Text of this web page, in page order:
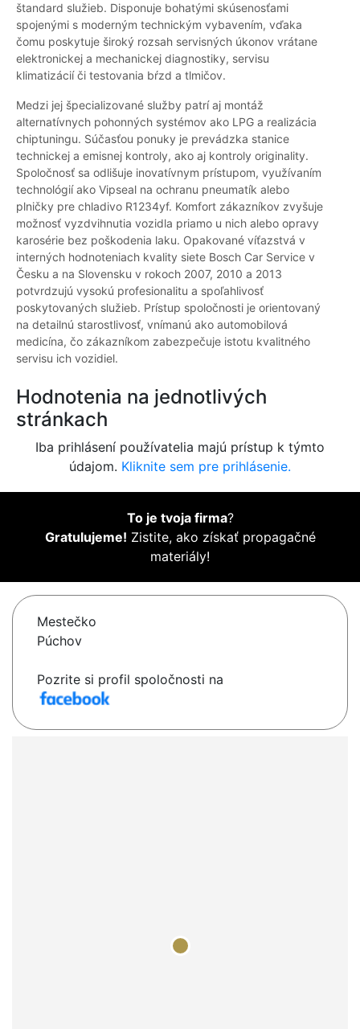
štandard služieb. Disponuje bohatými skúsenosťami
spojenými s moderným technickým vybavením, vďaka
čomu poskytuje široký rozsah servisných úkonov vrátane
elektronickej a mechanickej diagnostiky, servisu
klimatizácií či testovania bŕzd a tlmičov.
Medzi jej špecializované služby patrí aj montáž
alternatívnych pohonných systémov ako LPG a realizácia
chiptuningu. Súčasťou ponuky je prevádzka stanice
technickej a emisnej kontroly, ako aj kontroly originality.
Spoločnosť sa odlišuje inovatívnym prístupom, využívaním
technológií ako Vipseal na ochranu pneumatík alebo
plničky pre chladivo R1234yf. Komfort zákazníkov zvyšuje
možnosť vyzdvihnutia vozidla priamo u nich alebo opravy
karosérie bez poškodenia laku. Opakované víťazstvá v
interných hodnoteniach kvality siete Bosch Car Service v
Česku a na Slovensku v rokoch 2007, 2010 a 2013
potvrdzujú vysokú profesionalitu a spoľahlivosť
poskytovaných služieb. Prístup spoločnosti je orientovaný
na detailnú starostlivosť, vnímanú ako automobilová
medicína, čo zákazníkom zabezpečuje istotu kvalitného
servisu ich vozidiel.
Hodnotenia na jednotlivých
stránkach
Iba prihlásení používatelia majú prístup k týmto
údajom. Kliknite sem pre prihlásenie.
To je tvoja firma?
Gratulujeme! Zistite, ako získať propagačné
materiály!
Mestečko
Púchov
Pozrite si profil spoločnosti na